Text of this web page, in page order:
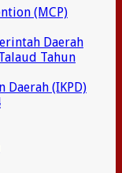
(MCP)
Daerah
Tahun
Daerah (IKPD)